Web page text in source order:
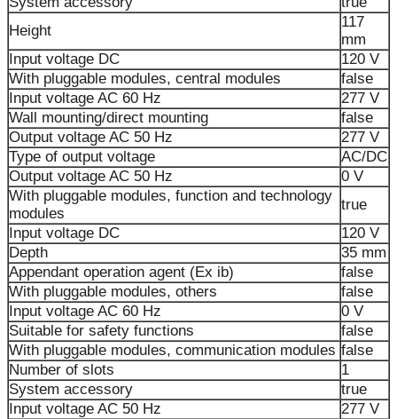
Height
117
mm
Input voltage DC
120 V
With pluggable modules, central modules
false
Input voltage AC 60 Hz
277 V
Wall mounting/direct mounting
false
Output voltage AC 50 Hz
277 V
Type of output voltage
AC/DC
Output voltage AC 50 Hz
0 V
With pluggable modules, function and technology
modules
true
Input voltage DC
120 V
Depth
35 mm
Appendant operation agent (Ex ib)
false
With pluggable modules, others
false
Input voltage AC 60 Hz
0 V
Suitable for safety functions
false
With pluggable modules, communication modules false
Number of slots
1
System accessory
true
Input voltage AC 50 Hz
277 V